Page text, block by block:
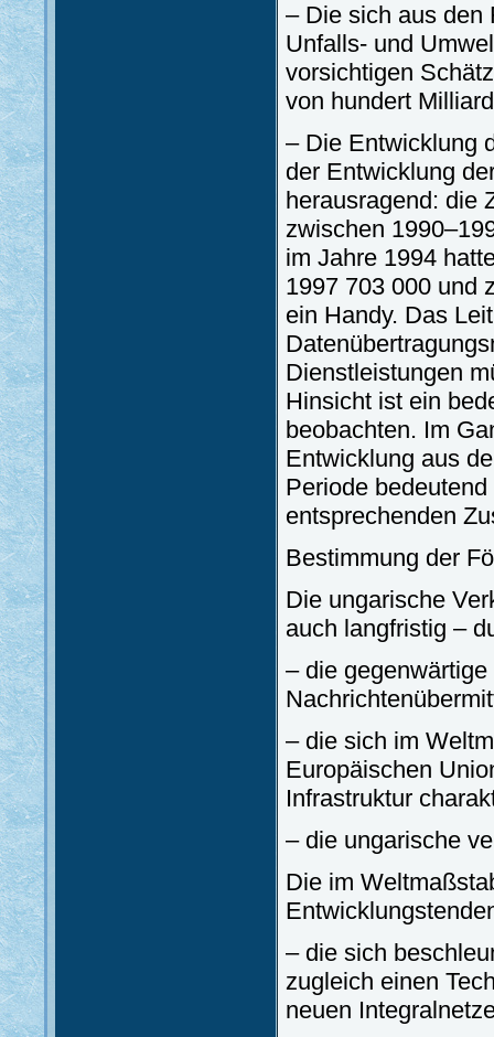
– Die sich aus den
Unfalls- und
vorsichtigen
von hundert
– Die Entwicklung
der Entwicklung
herausragend: die
zwischen
im Jahre 1994
1997 703 000 und
ein Handy. Das
Dienstleistungen
Hinsicht ist ein
beobachten. Im
Entwicklung aus
Periode
entsprechenden
Bestimmung der
Die ungarische
auch langfristig –
– die
– die sich im
Europäischen
Infrastruktur
– die ungarische
Die im
– die sich
zugleich einen
neuen